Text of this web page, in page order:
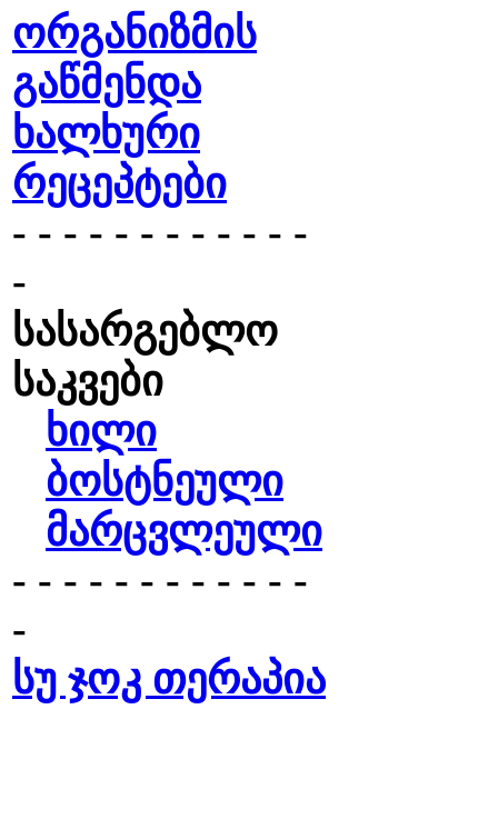
ორგანიზმის
გაწმენდა
ხალხური
რეცეპტები
- - - - - - - - - - - -
-
სასარგებლო
საკვები
ხილი
ბოსტნეული
მარცვლეული
- - - - - - - - - - - -
-
სუ ჯოკ თერაპია